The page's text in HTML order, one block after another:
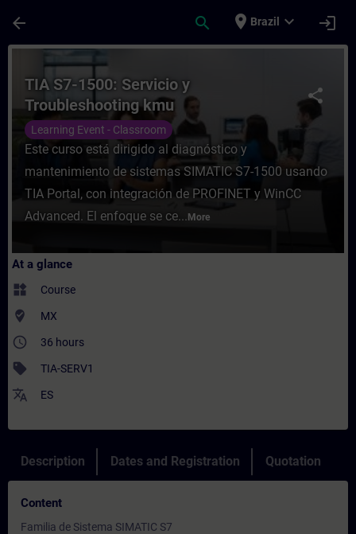
arrow_back search place Brazil expand_more login
Course - TIA S7-1500: Servicio y
share
TIA S7-1500: Servicio y
Troubleshooting kmu
Learning Event - Classroom
Este curso está dirigido al diagnóstico y
mantenimiento de sistemas SIMATIC S7-1500 usando
TIA Portal, con integración de PROFINET y WinCC
Advanced. El enfoque se ce... More
At a glance
widgets Course
where_to_vote MX
access_time 36 hours
sell TIA-SERV1
translate ES
Description Dates and Registration Quotation
Content
Familia de Sistema SIMATIC S7